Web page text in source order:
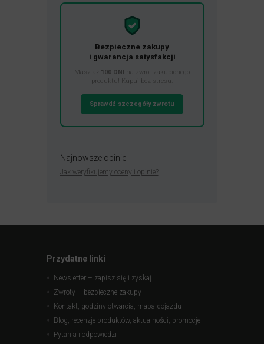
Bezpieczne zakupy
i gwarancja satysfakcji
Masz aż 100 DNI na zwrot zakupionego
produktu! Kupuj bez stresu.
Sprawdź szczegóły zwrotu
Najnowsze opinie
Jak weryfikujemy oceny i opinie?
Przydatne linki
Newsletter – zapisz się i zyskaj
Zwroty – bezpieczne zakupy
Kontakt, godziny otwarcia, mapa dojazdu
Blog, recenzje produktów, aktualności, promocje
Pytania i odpowiedzi